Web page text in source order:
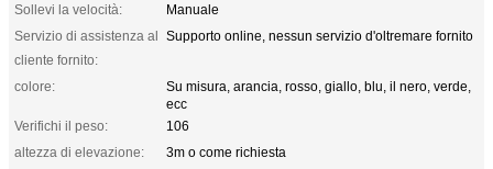
Sollevi la velocità:
Manuale
Servizio di assistenza al
cliente fornito:
Supporto online, nessun servizio d'oltremare fornito
colore:
Su misura, arancia, rosso, giallo, blu, il nero, verde,
ecc
Verifichi il peso:
106
altezza di elevazione:
3m o come richiesta